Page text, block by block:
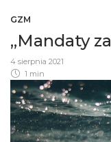
GZM
„Mandaty
4 sierpnia 2021
1 min